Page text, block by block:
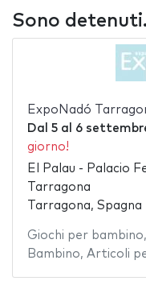
Sono
ExpoNadó
Dal 5al 6
giorno!
El Palau - Palacio
Tarragona
Tarragona, Spagna
Giochi per bambino,
Bambino, Articoli